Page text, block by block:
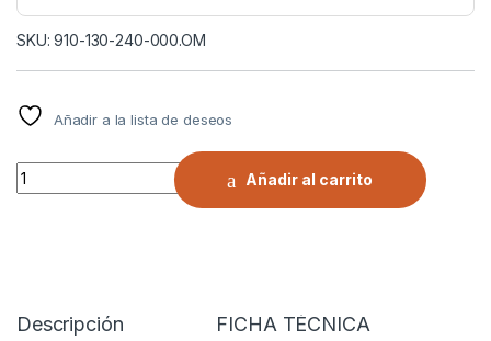
SKU: 910-130-240-000.OM
Añadir a la lista de deseos
TENSOR GRILLETE - GRILLETE 1.3/4" X 18" quantity
Añadir al carrito
Descripción FICHA TÉCNICA